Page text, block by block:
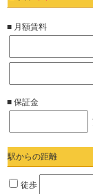
■ 月額賃料
■ 保証金
駅からの距離
徒歩